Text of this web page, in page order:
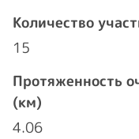
Количество
15
Протяженность
(км)
4.06